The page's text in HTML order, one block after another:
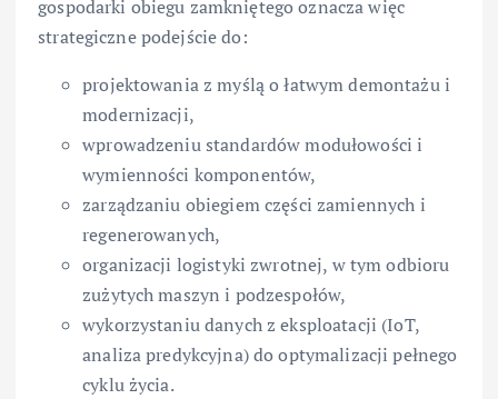
gospodarki obiegu zamkniętego oznacza więc
strategiczne podejście do:
projektowania z myślą o łatwym demontażu i
modernizacji,
wprowadzeniu standardów modułowości i
wymienności komponentów,
zarządzaniu obiegiem części zamiennych i
regenerowanych,
organizacji logistyki zwrotnej, w tym odbioru
zużytych maszyn i podzespołów,
wykorzystaniu danych z eksploatacji (IoT,
analiza predykcyjna) do optymalizacji pełnego
cyklu życia.